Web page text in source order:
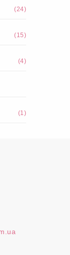
(24)
(15)
(4)
(1)